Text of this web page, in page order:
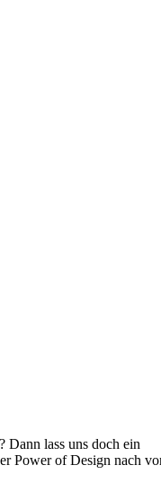
Dann lass uns doch ein
Power of Design nach